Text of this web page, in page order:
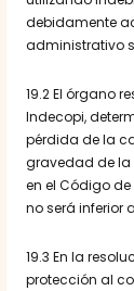
debidamente
administrativo
19.2 El órgano
Indecopi,
pérdida de la
gravedad de
en el Código de
no será inferior
19.3 En la
protección al